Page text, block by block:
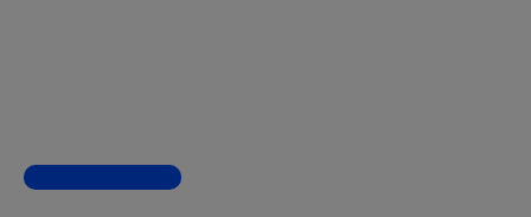
Bekijk alle 9 winkels